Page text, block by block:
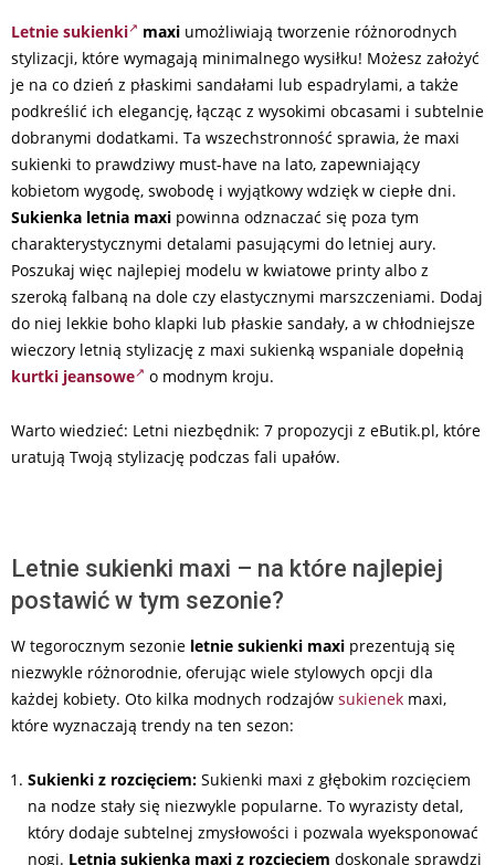
Letnie sukienki maxi umożliwiają tworzenie różnorodnych
stylizacji, które wymagają minimalnego wysiłku! Możesz założyć
je na co dzień z płaskimi sandałami lub espadrylami, a także
podkreślić ich elegancję, łącząc z wysokimi obcasami i subtelnie
dobranymi dodatkami. Ta wszechstronność sprawia, że maxi
sukienki to prawdziwy must-have na lato, zapewniający
kobietom wygodę, swobodę i wyjątkowy wdzięk w ciepłe dni.
Sukienka letnia maxi powinna odznaczać się poza tym
charakterystycznymi detalami pasującymi do letniej aury.
Poszukaj więc najlepiej modelu w kwiatowe printy albo z
szeroką falbaną na dole czy elastycznymi marszczeniami. Dodaj
do niej lekkie boho klapki lub płaskie sandały, a w chłodniejsze
wieczory letnią stylizację z maxi sukienką wspaniale dopełnią
kurtki jeansowe
o modnym kroju.
Warto wiedzieć: Letni niezbędnik: 7 propozycji z eButik.pl, które
uratują Twoją stylizację podczas fali upałów.
Letnie sukienki maxi – na które najlepiej
postawić w tym sezonie?
W tegorocznym sezonie letnie sukienki maxi prezentują się
niezwykle różnorodnie, oferując wiele stylowych opcji dla
każdej kobiety. Oto kilka modnych rodzajów sukienek maxi,
które wyznaczają trendy na ten sezon:
Sukienki z rozcięciem: Sukienki maxi z głębokim rozcięciem
na nodze stały się niezwykle popularne. To wyrazisty detal,
który dodaje subtelnej zmysłowości i pozwala wyeksponować
nogi. Letnia sukienka maxi z rozcięciem doskonale sprawdzi